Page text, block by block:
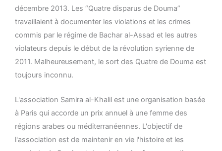
décembre 2013. Les “Quatre disparus de Douma”
travaillaient à documenter les violations et les crimes
commis par le régime de Bachar al-Assad et les autres
violateurs depuis le début de la révolution syrienne de
2011. Malheureusement, le sort des Quatre de Douma est
toujours inconnu.
L'association Samira al-Khalil est une organisation basée
à Paris qui accorde un prix annuel à une femme des
régions arabes ou méditerranéennes. L'objectif de
l'association est de maintenir en vie l'histoire et les